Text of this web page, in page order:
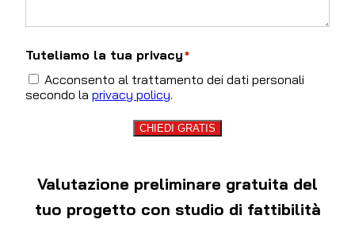
Tuteliamo la tua privacy*
Acconsento al trattamento dei dati personali
secondo la privacy policy.
CHIEDI GRATIS
Valutazione preliminare gratuita del
tuo progetto con studio di fattibilità